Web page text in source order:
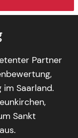
Partner
Saarland.
Sankt